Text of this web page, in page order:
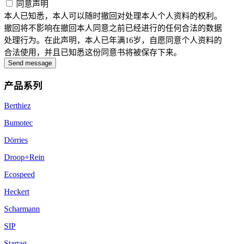
同意声明
本人已知悉，本人可以随时撤回对处理本人个人资料的权利。
撤回将不影响在撤回本人同意之前已经进行的任何合法的数据
处理行为。在此声明，本人已年满16岁，自愿同意个人资料的
合法使用，并且已知悉这份同意书将被保存下来。
Send message
产品系列
Berthiez
Bumotec
Dörries
Droop+Rein
Ecospeed
Heckert
Scharmann
SIP